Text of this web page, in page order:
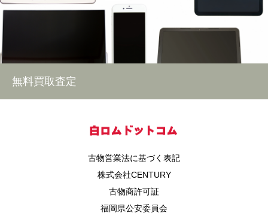
無料買取査定
古物営業法に基づく表記
株式会社CENTURY
古物商許可証
福岡県公安委員会